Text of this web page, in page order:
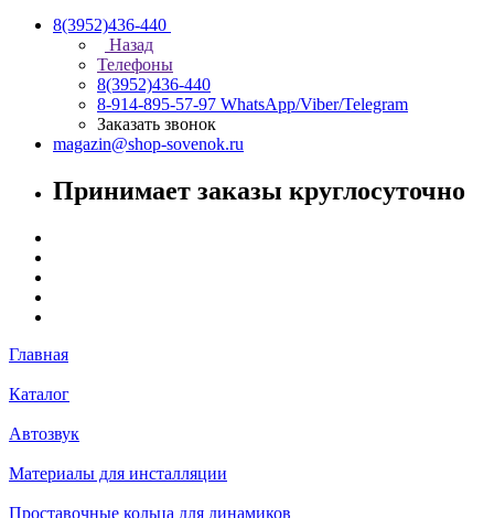
8(3952)436-440
Назад
Телефоны
8(3952)436-440
8-914-895-57-97 WhatsApp/Viber/Telegram
Заказать звонок
magazin@shop-sovenok.ru
Принимает заказы круглосуточно
Главная
Каталог
Автозвук
Материалы для инсталляции
Проставочные кольца для динамиков